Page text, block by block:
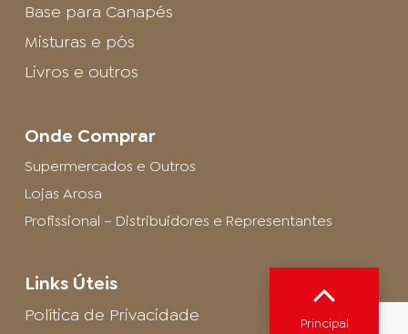
Base para Canapés
Misturas e pós
Livros e outros
Onde Comprar
Supermercados e Outros
Lojas Arosa
Profissional – Distribuidores e Representantes
Links Úteis
Política de Privacidade
Principal